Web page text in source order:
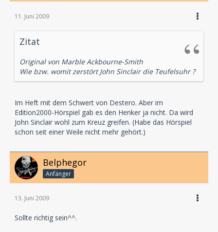
11. Juni 2009
Zitat
Original von Marble Ackbourne-Smith
Wie bzw. womit zerstört John Sinclair die Teufelsuhr ?
Im Heft mit dem Schwert von Destero. Aber im
Edition2000-Hörspiel gab es den Henker ja nicht. Da wird
John Sinclair wohl zum Kreuz greifen. (Habe das Hörspiel
schon seit einer Weile nicht mehr gehört.)
Belphegor
Anfänger
13. Juni 2009
Sollte richtig sein^^.